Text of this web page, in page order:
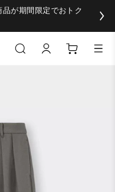
が期間限定でおトク